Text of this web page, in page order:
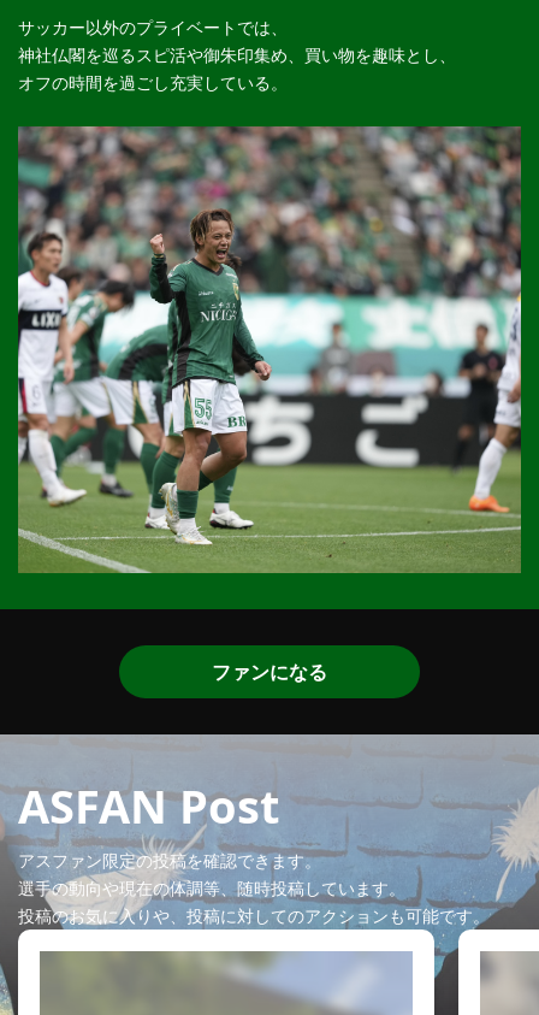
サッカー以外のプライベートでは、
神社仏閣を巡るスピ活や御朱印集め、買い物を趣味とし、
オフの時間を過ごし充実している。
ファンになる
ASFAN Post
アスファン限定の投稿を確認できます。
選手の動向や現在の体調等、随時投稿しています。
投稿のお気に入りや、投稿に対してのアクションも可能です。